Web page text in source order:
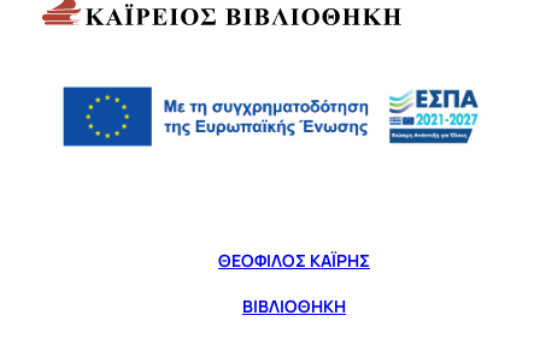
ΘΕΟΦΙΛΟΣ ΚΑΪΡΗΣ
ΒΙΒΛΙΟΘΗΚΗ